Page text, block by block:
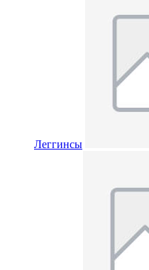
Леггинсы